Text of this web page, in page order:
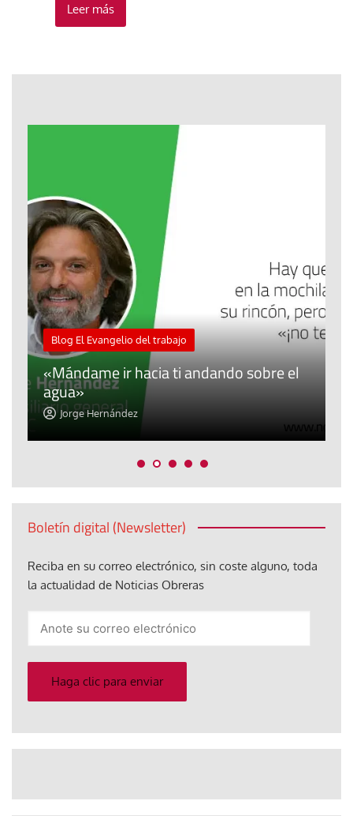
Leer más
Blog El Evangelio del trabajo
«Mándame ir hacia ti andando sobre el
agua»
Jorge Hernández
Boletín digital (Newsletter)
Reciba en su correo electrónico, sin coste alguno, toda
la actualidad de Noticias Obreras
electrónico
Haga clic para enviar